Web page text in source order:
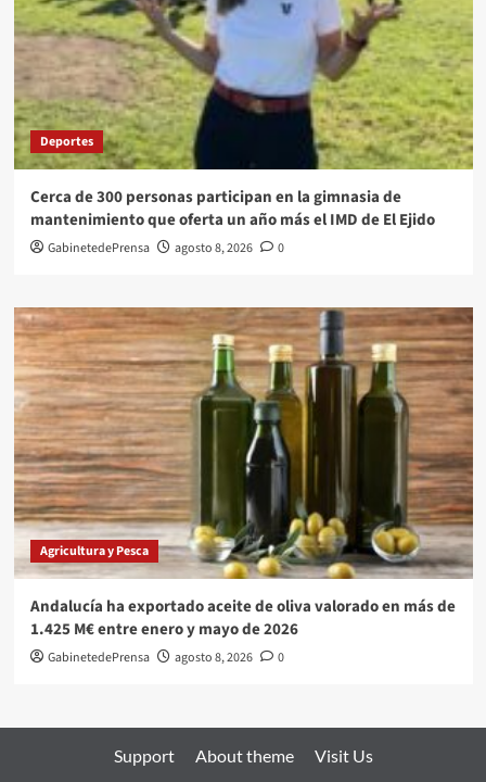
Deportes
Cerca de 300 personas participan en la gimnasia de
mantenimiento que oferta un año más el IMD de El Ejido
GabinetedePrensa agosto 8, 2026 0
Agricultura y Pesca
Andalucía ha exportado aceite de oliva valorado en más de
1.425 M€ entre enero y mayo de 2026
GabinetedePrensa agosto 8, 2026 0
Support About theme Visit Us